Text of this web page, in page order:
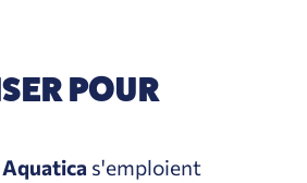
POUR
s'emploient